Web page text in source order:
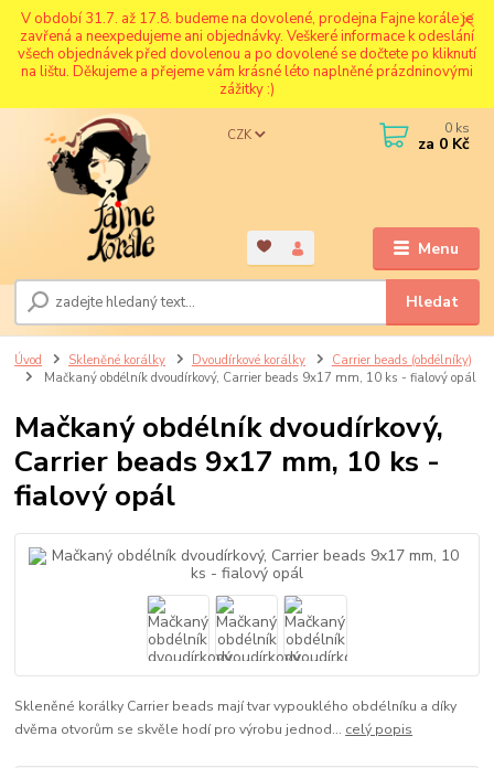
V období 31.7. až 17.8. budeme na dovolené, prodejna Fajne korále je
zavřená a neexpedujeme ani objednávky. Veškeré informace k odeslání
všech objednávek před dovolenou a po dovolené se dočtete po kliknutí
na lištu. Děkujeme a přejeme vám krásné léto naplněné prázdninovými
zážitky :)
Menu
CZK
Hledat
0 ks
za 0 Kč
Úvod Skleněné korálky Dvoudírkové korálky
Carrier beads (obdélníky)
Mačkaný obdélník dvoudírkový, Carrier beads 9x17 mm, 10 ks - fialový opál
Mačkaný obdélník dvoudírkový,
Carrier beads 9x17 mm, 10 ks -
fialový opál
Skleněné korálky Carrier beads mají tvar vypouklého obdélníku a díky
dvěma otvorům se skvěle hodí pro výrobu jednod... celý popis